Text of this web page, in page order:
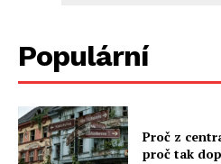
Populární
Proč z
proč tak